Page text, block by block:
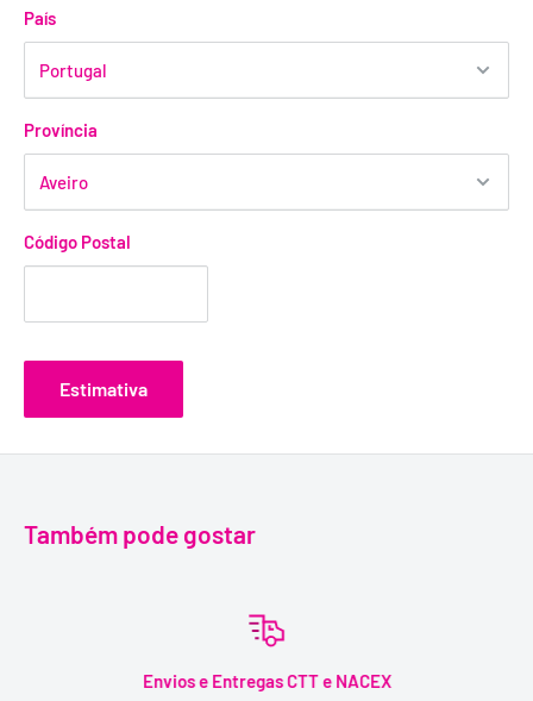
País
Província
Código Postal
Estimativa
Também pode gostar
Envios e Entregas CTT e NACEX